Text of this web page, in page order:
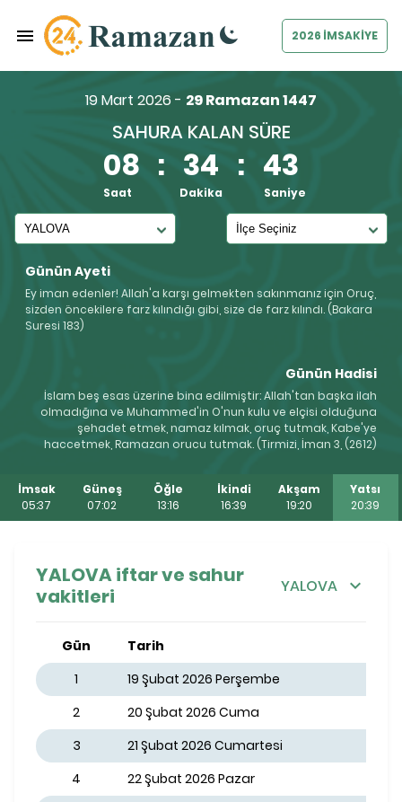
2026 İMSAKİYE
Günün Ayeti
Ey iman edenler! Allah'a karşı gelmekten sakınmanız için Oruç,
sizden öncekilere farz kılındığı gibi, size de farz kılındı. (Bakara
Suresi 183)
19 Mart 2026 - 29 Ramazan 1447
SAHURA KALAN SÜRE
08 : 34 : 43
Saat Dakika Saniye
Günün Hadisi
İslam beş esas üzerine bina edilmiştir: Allah'tan başka ilah
olmadığına ve Muhammed'in O'nun kulu ve elçisi olduğuna
şehadet etmek, namaz kılmak, oruç tutmak, Kabe'ye
haccetmek, Ramazan orucu tutmak. (Tirmizi, İman 3, (2612)
İmsak
05:37
Güneş
07:02
Öğle
13:16
İkindi
16:39
Akşam
19:20
Yatsı
20:39
YALOVA iftar ve sahur
vakitleri
YALOVA
Gün Tarih
1
19 Şubat 2026 Perşembe
2
20 Şubat 2026 Cuma
3
21 Şubat 2026 Cumartesi
4
22 Şubat 2026 Pazar